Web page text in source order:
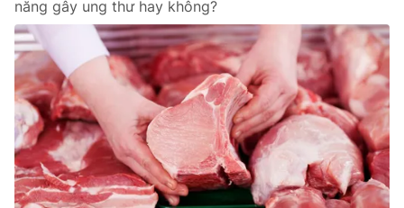
năng gây ung thư hay không?